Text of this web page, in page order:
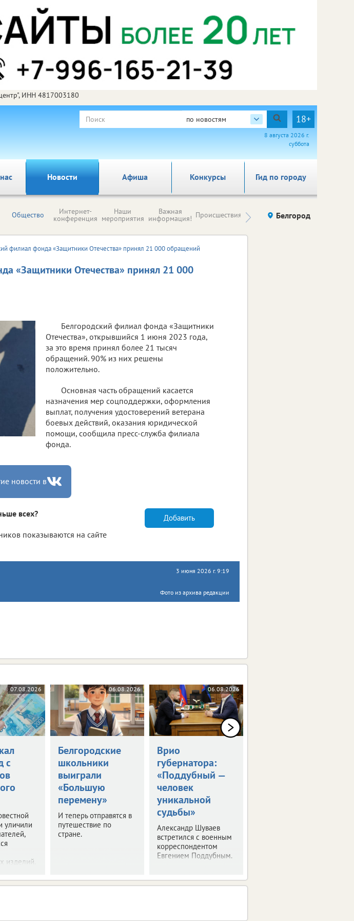
ИНН 4817003180
по новостям 18+
8 августа 2026 г.
суббота
Новости Афиша Гид по городу
Конкурсы
Общество Интернет-
конференция
Наши
мероприятия
Важная
информация! Происшествия Здоровье компаний (на
правах
Белгород
филиал фонда «Защитники Отечества» принял 21 000 обращений
«Защитники Отечества» принял 21 000
Белгородский филиал фонда «Защитники
Отечества», открывшийся 1 июня 2023 года,
за это время принял более 21 тысяч
обращений. 90% из них решены
положительно.
Основная часть обращений касается
назначения мер соцподдержки, оформления
выплат, получения удостоверений ветерана
боевых действий, оказания юридической
помощи, сообщила пресс-служба филиала
фонда.
новости в
всех?
показываются на сайте
Добавить
3 июня 2026 г. 9:19
Фото из архива редакции
07.08.2026
с
уличили
изделий.
06.08.2026
Белгородские
школьники
выиграли
«Большую
перемену»
И теперь отправятся в
путешествие по
стране.
06.08.2026
Врио
губернатора:
«Поддубный —
человек
уникальной
судьбы»
Александр Шуваев
встретился с военным
корреспондентом
Евгением Поддубным.